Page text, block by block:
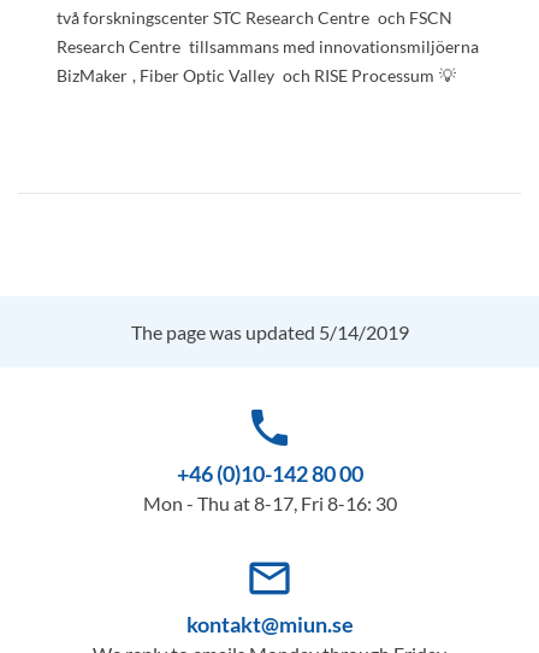
två forskningscenter STC Research Centre och FSCN
Research Centre
BizMaker , Fiber Optic Valley och RISE Processum 💡
The page was updated 5/14/2019
phone
+46 (0)10-142 80 00
Mon - Thu at 8-17, Fri 8-16: 30
mail_outline
kontakt@miun.se